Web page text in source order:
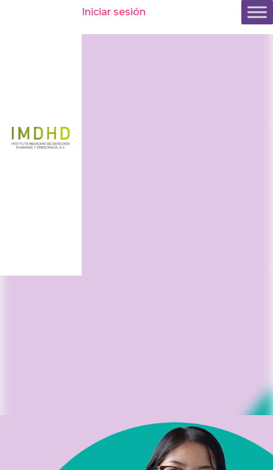
Iniciar sesión
Enfoque de género